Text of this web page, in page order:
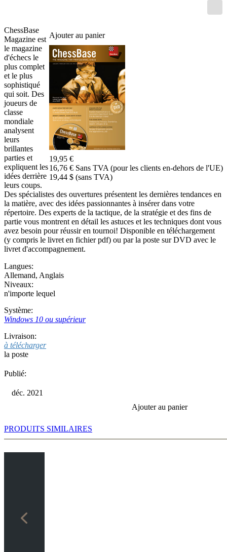
Ajouter au panier
19,95 €
16,76 € Sans TVA (pour les clients en-dehors de l'UE)
19,44 $ (sans TVA)
ChessBase
Magazine est
le magazine
d'échecs le
plus complet
et le plus
sophistiqué
qui soit. Des
joueurs de
classe
mondiale
analysent
leurs
brillantes
parties et
expliquent les
idées derrière
leurs coups.
Des spécialistes des ouvertures présentent les dernières tendances en
la matière, avec des idées passionnantes à insérer dans votre
répertoire. Des experts de la tactique, de la stratégie et des fins de
partie vous montrent en détail les astuces et les techniques dont vous
avez besoin pour réussir en tournoi! Disponible en téléchargement
(y compris le livret en fichier pdf) ou par la poste sur DVD avec le
livret d'accompagnement.
Langues:
Allemand, Anglais
Niveaux:
n'importe lequel
Système:
Windows 10 ou supérieur
Livraison:
à télécharger
la poste
Publié:
déc. 2021
Ajouter au panier
PRODUITS SIMILAIRES